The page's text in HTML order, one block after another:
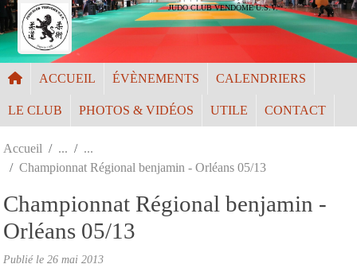
JUDO CLUB VENDÔME U.S.V.
ACCUEIL ÉVÈNEMENTS CALENDRIERS
LE CLUB PHOTOS & VIDÉOS UTILE CONTACT
Accueil
Championnat Régional benjamin - Orléans 05/13
Championnat Régional benjamin -
Orléans 05/13
Publié le 26 mai 2013
Panneau de gestion des cookies